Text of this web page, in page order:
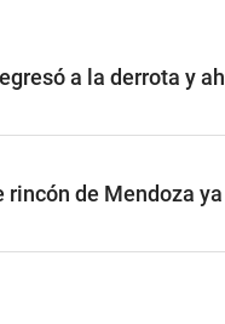
a la derrota y
rincón de Mendoza